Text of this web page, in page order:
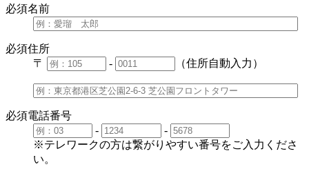
必須名前
必須住所
〒
- （住所自動入力）
必須電話番号
-
-
※テレワークの方は繋がりやすい番号をご入力くださ
い。